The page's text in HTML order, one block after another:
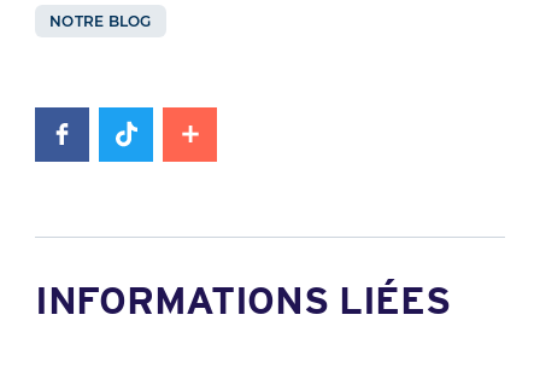
NOTRE BLOG
INFORMATIONS LIÉES